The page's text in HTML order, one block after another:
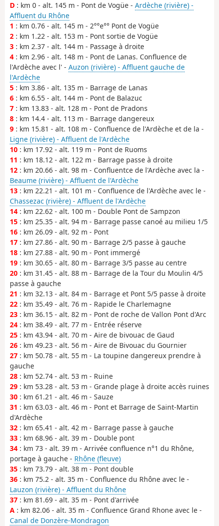
D : km 0 - alt. 145 m - Pont de Vogüe - Ardèche (rivière) -
Affluent du Rhône
1 : km 0.76 - alt. 145 m - 2°°e°° Pont de Vogüe
2 : km 1.22 - alt. 153 m - Pont sortie de Vogüe
3 : km 2.37 - alt. 144 m - Passage à droite
4 : km 2.96 - alt. 148 m - Pont de Lanas. Confluence de
l'Ardèche avec l' - Auzon (rivière) - Affluent gauche de
l'Ardèche
5 : km 3.86 - alt. 135 m - Barrage de Lanas
6 : km 6.55 - alt. 144 m - Pont de Balazuc
7 : km 13.83 - alt. 128 m - Pont de Pradons
8 : km 14.4 - alt. 113 m - Barrage dangereux
9 : km 15.81 - alt. 108 m - Confluence de l'Ardèche et de la -
Ligne (rivière) - Affluent de l'Ardèche
10 : km 17.92 - alt. 119 m - Pont de Ruoms
11 : km 18.12 - alt. 122 m - Barrage passe à droite
12 : km 20.66 - alt. 98 m - Confluentce de l'Ardèche avec la -
Beaume (rivière) - Affluent de l'Ardèche
13 : km 22.21 - alt. 101 m - Confluence de l'Ardèche avec le -
Chassezac (rivière) - Affluent de l'Ardèche
14 : km 22.62 - alt. 100 m - Double Pont de Sampzon
15 : km 25.35 - alt. 94 m - Barrage passe canoé au milieu 1/5
16 : km 26.09 - alt. 92 m - Pont
17 : km 27.86 - alt. 90 m - Barrage 2/5 passe à gauche
18 : km 27.88 - alt. 90 m - Pont immergé
19 : km 30.65 - alt. 80 m - Barrage 3/5 passe au centre
20 : km 31.45 - alt. 88 m - Barrage de la Tour du Moulin 4/5
passe à gauche
21 : km 32.13 - alt. 84 m - Barrage et Pont 5/5 passe à droite
22 : km 35.49 - alt. 76 m - Rapide le Charlemagne
23 : km 36.15 - alt. 82 m - Pont de roche de Vallon Pont d'Arc
24 : km 38.49 - alt. 77 m - Entrée réserve
25 : km 43.94 - alt. 70 m - Aire de bivouac de Gaud
26 : km 49.23 - alt. 56 m - Aire de Bivouac du Gournier
27 : km 50.78 - alt. 55 m - La toupine dangereux prendre à
gauche
28 : km 52.74 - alt. 53 m - Ruine
29 : km 53.28 - alt. 53 m - Grande plage à droite accès ruines
30 : km 61.21 - alt. 46 m - Sauze
31 : km 63.03 - alt. 46 m - Pont et Barrage de Saint-Martin
d'Ardèche
32 : km 65.41 - alt. 42 m - Barrage passe à gauche
33 : km 68.96 - alt. 39 m - Double pont
34 : km 73 - alt. 39 m - Arrivée confluence n°1 du Rhône,
portage à gauche - Rhône (fleuve)
35 : km 73.79 - alt. 38 m - Pont double
36 : km 75.2 - alt. 35 m - Confluence du Rhône avec le -
Lauzon (rivière) - Affluent du Rhône
37 : km 81.69 - alt. 35 m - Pont d'arrivée
A : km 82.06 - alt. 35 m - Confluence Grand Rhone avec le -
Canal de Donzère-Mondragon